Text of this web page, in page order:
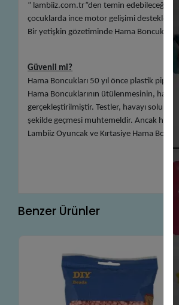
” lambiiz.com.tr”den temin edebileceğiniz
çocuklarda ince motor gelişimi
Bir yetişkin gözetiminde Hama
Güvenli mi?
Hama Boncukları 50 yıl önce plastik pipet
Hama Boncuklarının ütülenmesinin,
gerçekleştirilmiştir. Testler, havayı
şekilde geçmesi muhtemeldir. Ancak
Lambiiz Oyuncak ve Kırtasiye Hama
Benzer Ürünler